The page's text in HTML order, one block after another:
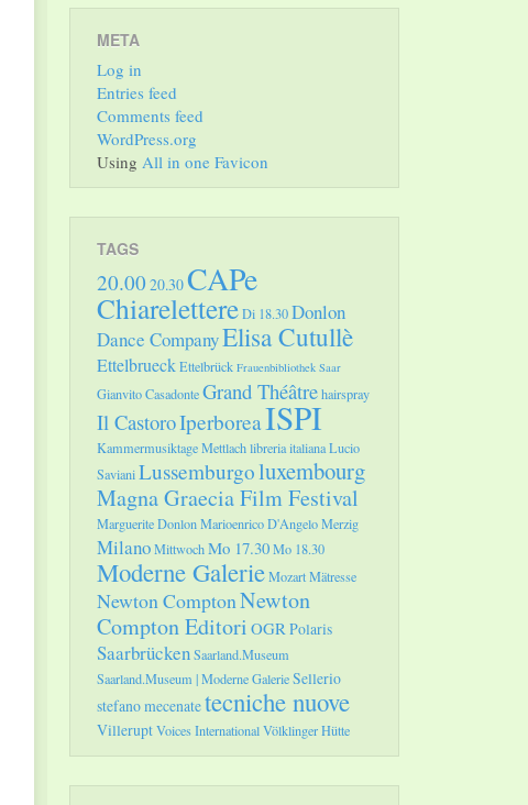
META
Log in
Entries feed
Comments feed
WordPress.org
Using All in one Favicon
TAGS
20.00 20.30CAPe
ChiarelettereDi 18.30Donlon
Dance CompanyElisa Cutullè
EttelbrueckEttelbrück Frauenbibliothek Saar
Gianvito CasadonteGrand Théâtrehairspray
Il CastoroIperboreaISPI
Kammermusiktage Mettlachlibreria italianaLucio
SavianiLussemburgoluxembourg
Magna Graecia Film Festival
Marguerite DonlonMarioenrico D'AngeloMerzig
MilanoMittwochMo 17.30Mo 18.30
Moderne GalerieMozartMätresse
Newton ComptonNewton
Compton Editori OGRPolaris
SaarbrückenSaarland.Museum
Saarland.Museum | Moderne GalerieSellerio
stefano mecenatetecniche nuove
VilleruptVoices InternationalVölklinger Hütte